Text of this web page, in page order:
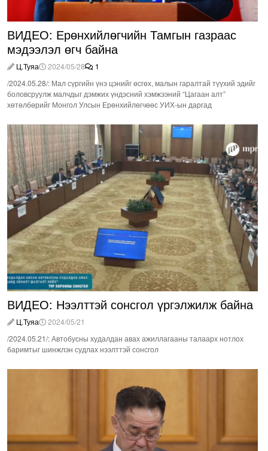
ВИДЕО: Ерөнхийлөгчийн Тамгын газраас
мэдээлэл өгч байна
Ц.Туяа 2024/05/28
1
/2024.05.28/: Мал сүргийн үнэ цэнийг өсгөх, малын гаралтай түүхий эдийг
боловсруулж малчдыг дэмжих үндэсний хэмжээний “Цагаан алт”
хөтөлбөрийг Монгол Улсын Ерөнхийлөгчөөс УИХ-ын даргад
ВИДЕО: Нээлттэй сонсгол үргэлжилж байна
Ц.Туяа
2024/05/21
/2024.05.21/: Автобусны худалдан авах ажиллагааны талаарх нотлох
баримтыг шинжлэн судлах нээлттэй сонсгол